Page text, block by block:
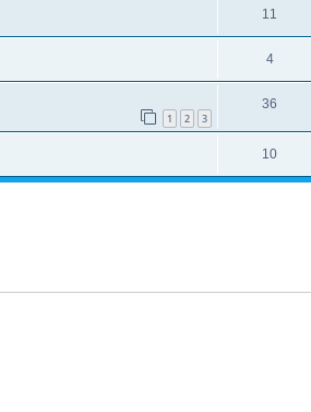
11
4
1 2 3
36
10